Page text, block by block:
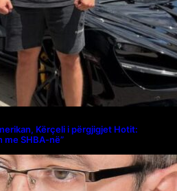
Kërçeli i përgjigjet Hotit:
me SHBA-në”